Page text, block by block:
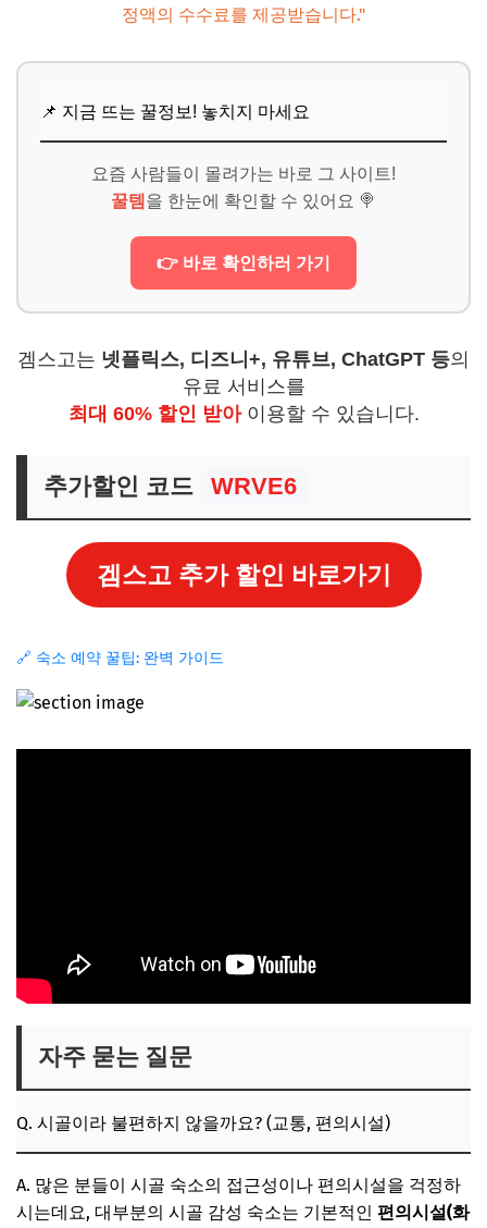
정액의 수수료를 제공받습니다."
📌 지금 뜨는 꿀정보! 놓치지 마세요
요즘 사람들이 몰려가는 바로 그 사이트!
꿀템 을 한눈에 확인할 수 있어요 🍭
👉 바로 확인하러 가기
겜스고는 넷플릭스, 디즈니+, 유튜브, ChatGPT 등의
유료 서비스를
최대 60% 할인 받아이용할 수 있습니다.
추가할인 코드 WRVE6
겜스고 추가 할인 바로가기
🔗 숙소 예약 꿀팁: 완벽 가이드
자주 묻는 질문
Q. 시골이라 불편하지 않을까요? (교통, 편의시설)
A. 많은 분들이 시골 숙소의 접근성이나 편의시설을 걱정하
시는데요, 대부분의 시골 감성 숙소는 기본적인 편의시설(화